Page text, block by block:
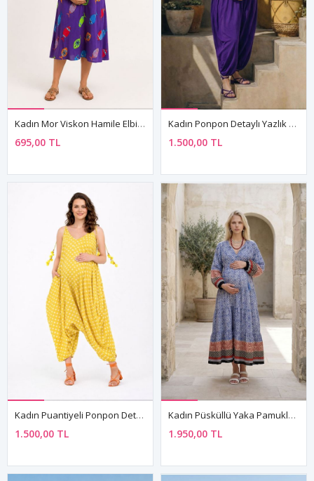
Kadın Mor Viskon Hamile Elbisesi Desenli Yazlık Rahat Kesim Midi Elbise
695,00 TL
Kadın Ponpon Detaylı Yazlık Pamuklu Viskon Mor Hamile Tulum Elbise
1.500,00 TL
Kadın Puantiyeli Ponpon Detaylı Yazlık Pamuklu Viskon Sarı Hamile Tulum Elbise
1.500,00 TL
Kadın Püsküllü Yaka Pamuklu Hamile Elbisesi Marin Desenli Uzun Kollu Yazlık Elbise
1.950,00 TL